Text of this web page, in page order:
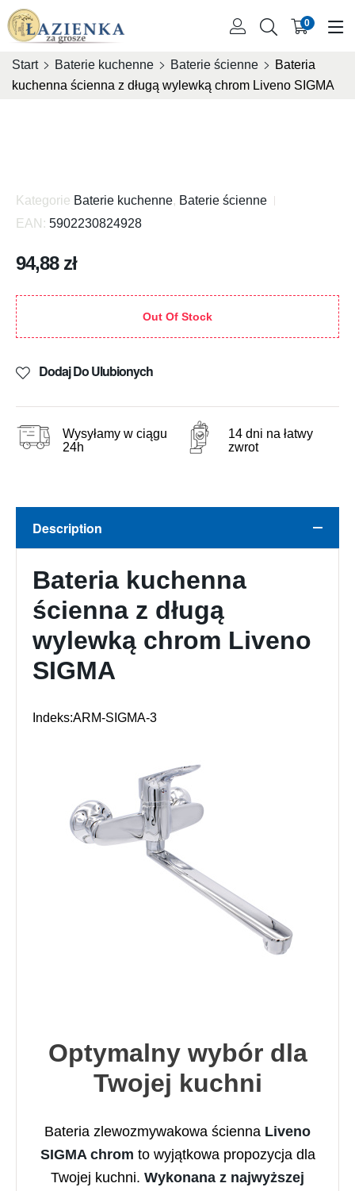
0
Start Baterie kuchenne Baterie ścienne
Bateria
kuchenna ścienna z długą wylewką chrom Liveno SIGMA
Kategorie Baterie kuchenne, Baterie ścienne
EAN: 5902230824928
94,88 zł
Out Of Stock
Dodaj Do Ulubionych
Wysyłamy w ciągu
24h
14 dni na łatwy
zwrot
Description
Bateria kuchenna
ścienna z długą
wylewką chrom Liveno
SIGMA
Indeks:ARM-SIGMA-3
Optymalny wybór dla
Twojej kuchni
Bateria zlewozmywakowa ścienna Liveno
SIGMA chrom to wyjątkowa propozycja dla
Twojej kuchni. Wykonana z najwyższej